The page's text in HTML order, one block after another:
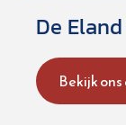
De
Bekijk